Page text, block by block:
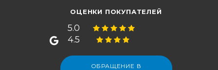
ОЦЕНКИ ПОКУПАТЕЛЕЙ
5.0
4.5
ОБРАЩЕНИЕ В